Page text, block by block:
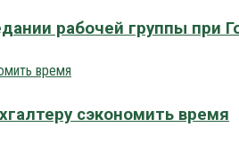
рабочей группы при
сэкономить время